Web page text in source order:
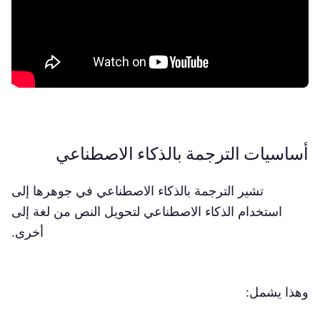
أساسيات الترجمة بالذكاء الاصطناعي
تشير الترجمة بالذكاء الاصطناعي في جوهرها إلى
استخدام الذكاء الاصطناعي لتحويل النص من لغة إلى
أخرى.
وهذا يشمل: